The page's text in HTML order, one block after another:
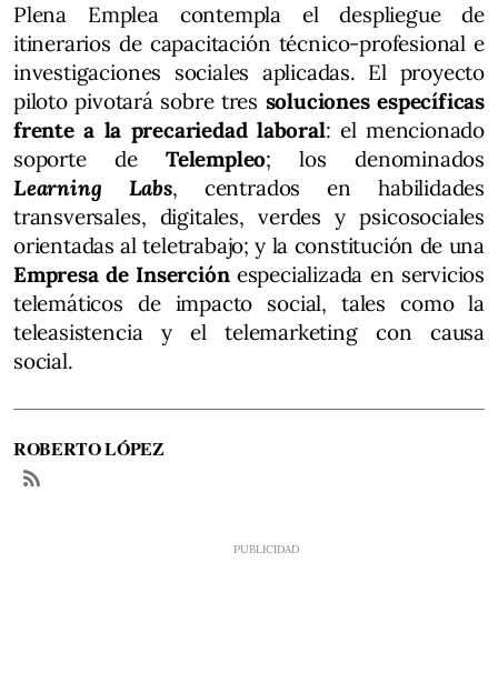
Plena Emplea contempla el despliegue de
itinerarios de capacitación técnico-profesional e
investigaciones sociales aplicadas. El proyecto
piloto pivotará sobre tres soluciones específicas
frente a la precariedad laboral: el mencionado
soporte de Telempleo; los denominados
Learning Labs, centrados en habilidades
transversales, digitales, verdes y psicosociales
orientadas al teletrabajo; y la constitución de una
Empresa de Inserciónespecializada en servicios
telemáticos de impacto social, tales como la
teleasistencia y el telemarketing con causa
social.
ROBERTO LÓPEZ